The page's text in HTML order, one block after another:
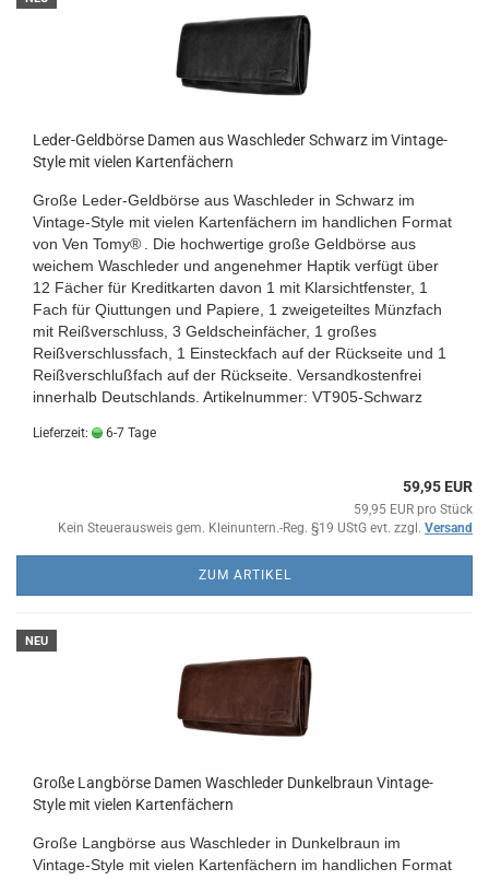
Leder-Geldbörse Damen aus Waschleder Schwarz im Vintage-
Style mit vielen Kartenfächern
Große Leder-Geldbörse aus Waschleder in Schwarz im
Vintage-Style mit vielen Kartenfächern im handlichen Format
von Ven Tomy®
. Die hochwertige große Geldbörse aus
weichem Waschleder und angenehmer Haptik verfügt über
12 Fächer für Kreditkarten davon 1 mit Klarsichtfenster, 1
Fach für Qiuttungen und Papiere, 1 zweigeteiltes Münzfach
mit Reißverschluss, 3 Geldscheinfächer, 1 großes
Reißverschlussfach, 1 Einsteckfach auf der Rückseite und 1
Reißverschlußfach auf der Rückseite. Versandkostenfrei
innerhalb Deutschlands. Artikelnummer: VT905-Schwarz
Lieferzeit: 6-7 Tage
59,95 EUR
59,95 EUR pro Stück
Kein Steuerausweis gem. Kleinuntern.-Reg. §19 UStG evt. zzgl. Versand
ZUM ARTIKEL
NEU
Große Langbörse Damen Waschleder Dunkelbraun Vintage-
Style mit vielen Kartenfächern
Große Langbörse aus Waschleder in Dunkelbraun im
Vintage-Style mit vielen Kartenfächern im handlichen Format